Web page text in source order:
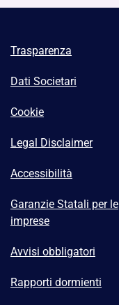
Trasparenza
Dati Societari
Cookie
Legal Disclaimer
Accessibilità
Garanzie Statali per le
imprese
Avvisi obbligatori
Rapporti dormienti